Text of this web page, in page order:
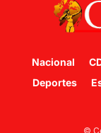
Nacional
Deportes
©